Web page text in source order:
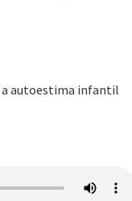
autoestima infantil